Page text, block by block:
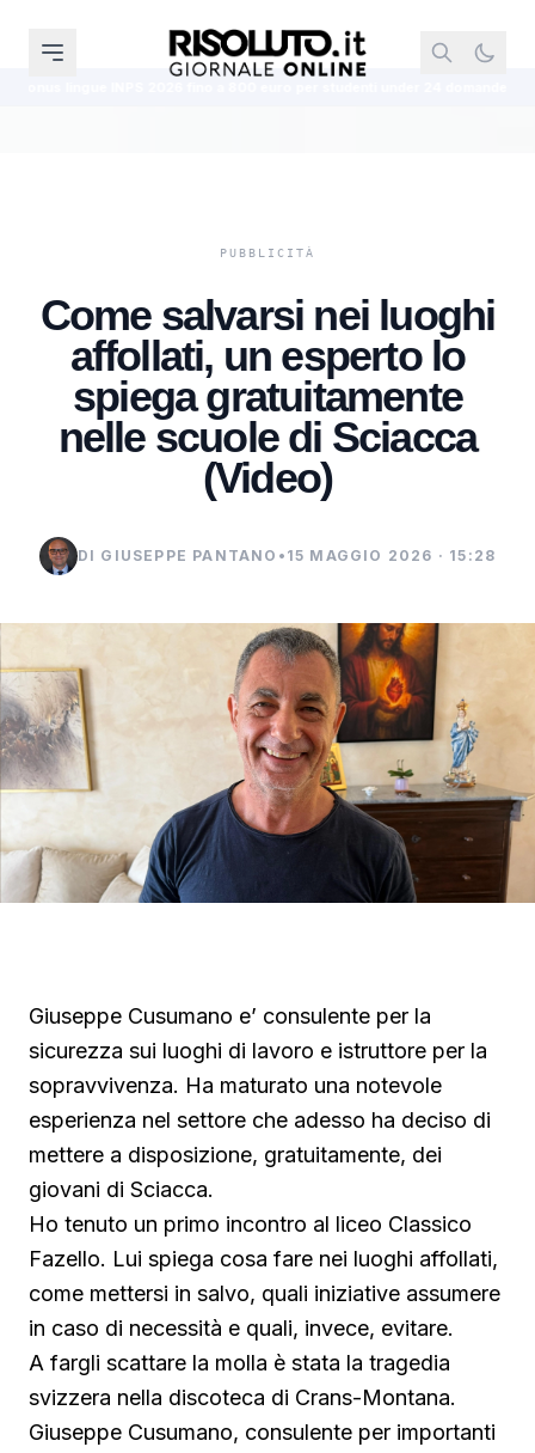
Come salvarsi nei luoghi
affollati, un esperto lo
spiega gratuitamente
nelle scuole di Sciacca
(Video)
DI GIUSEPPE PANTANO • 15 MAGGIO 2026 · 15:28
▶ Short
Giuseppe Cusumano e’ consulente per la
sicurezza sui luoghi di lavoro e istruttore per la
sopravvivenza. Ha maturato una notevole
esperienza nel settore che adesso ha deciso di
mettere a disposizione, gratuitamente, dei
giovani di Sciacca.
Ho tenuto un primo incontro al liceo Classico
Fazello. Lui spiega cosa fare nei luoghi affollati,
come mettersi in salvo, quali iniziative assumere
in caso di necessità e quali, invece, evitare.
A fargli scattare la molla è stata la tragedia
svizzera nella discoteca di Crans-Montana.
Giuseppe Cusumano, consulente per importanti